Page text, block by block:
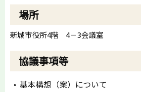
場所
新城市役所4階 4－3会議室
協議事項等
基本構想（案）について